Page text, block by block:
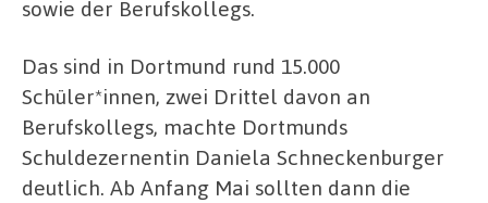
sowie der Berufskollegs.
Das sind in Dortmund rund 15.000
Schüler*innen, zwei Drittel davon an
Berufskollegs, machte Dortmunds
Schuldezernentin Daniela Schneckenburger
deutlich. Ab Anfang Mai sollten dann die